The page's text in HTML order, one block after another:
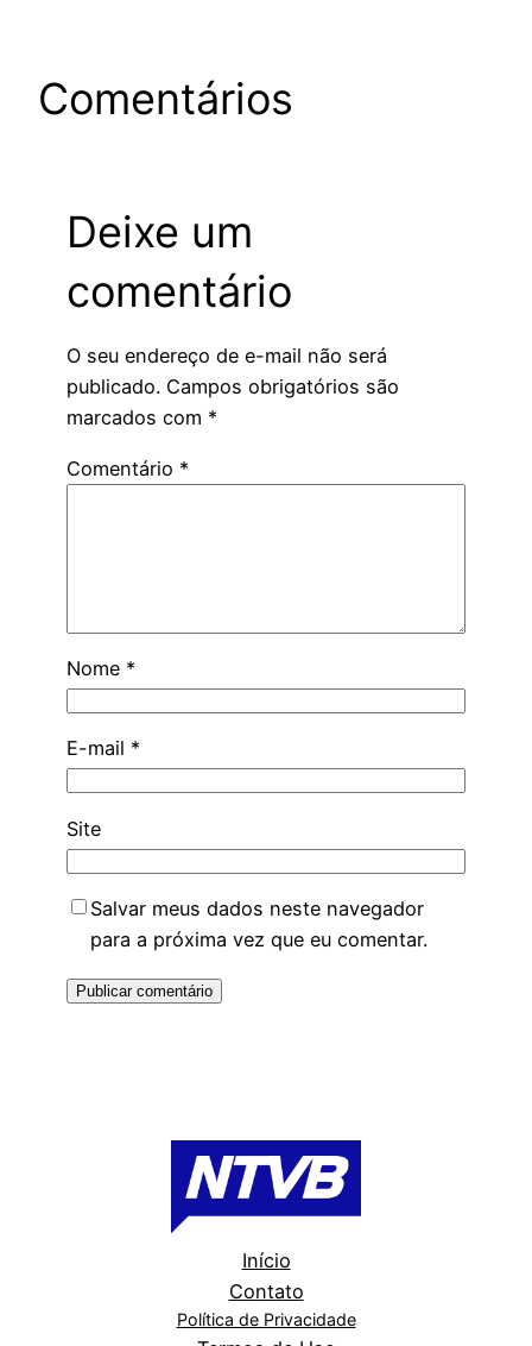
Comentários
Deixe um
comentário
O seu endereço de e-mail não será
publicado. Campos obrigatórios são
marcados com *
Comentário *
Nome *
E-mail *
Site
Salvar meus dados neste navegador
para a próxima vez que eu comentar.
Início
Contato
Política de Privacidade